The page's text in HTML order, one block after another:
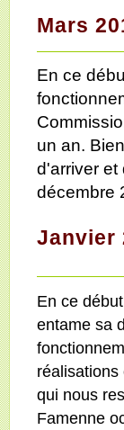
Mars
En ce
un an.
d'arriver et
décembre
Janvier
En ce
entame sa
qui nous
Famenne